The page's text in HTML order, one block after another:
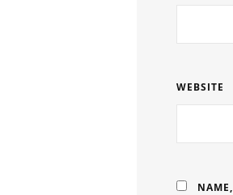
WEBSITE